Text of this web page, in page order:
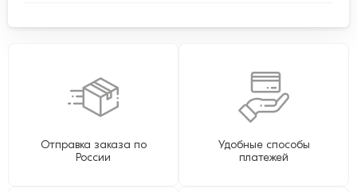
Отправка заказа по
России
Удобные способы
платежей